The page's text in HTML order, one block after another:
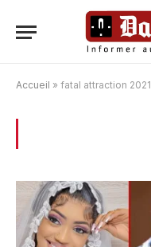
Accueil » fatal attraction 2021